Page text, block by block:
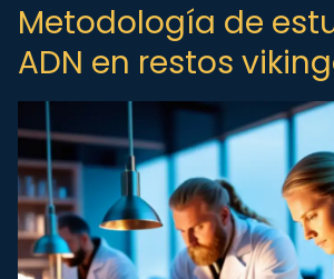
Metodología de
ADN en restos